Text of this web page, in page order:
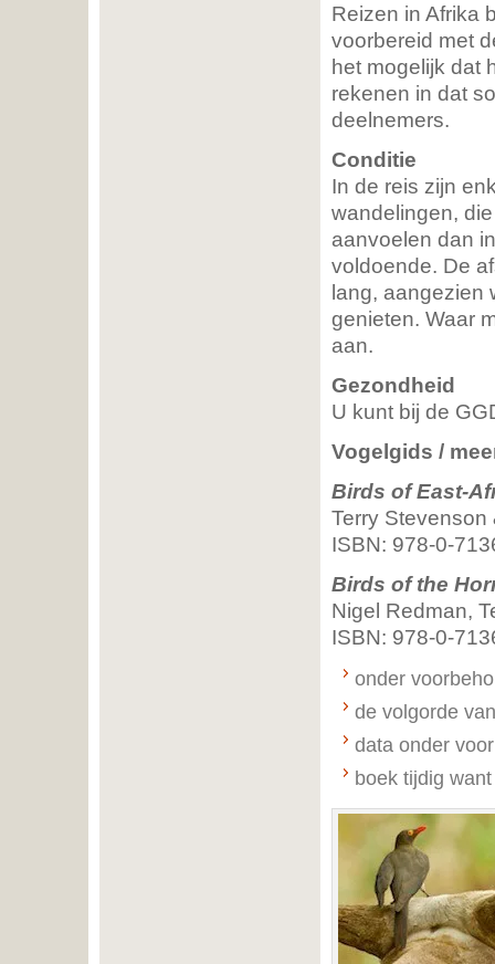
Reizen in Afrika
voorbereid met
het mogelijk dat
rekenen in dat
deelnemers.
Conditie
In de reis zijn
wandelingen,
aanvoelen dan
voldoende. De
lang, aangezien
genieten. Waar
aan.
Gezondheid
U kunt bij de
Vogelgids /
Birds of East-
Terry
ISBN: 978-0-
Birds of the
Nigel Redman,
ISBN: 978-0-
onder
de volgorde
data onder
boek tijdig